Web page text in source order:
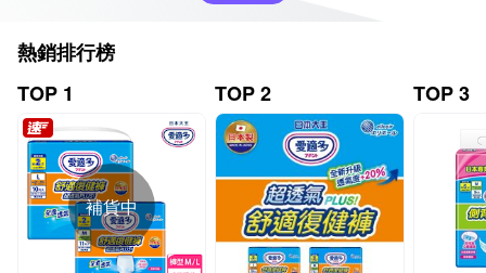
熱銷排行榜
TOP 1
補貨中
TOP 2 TOP 3